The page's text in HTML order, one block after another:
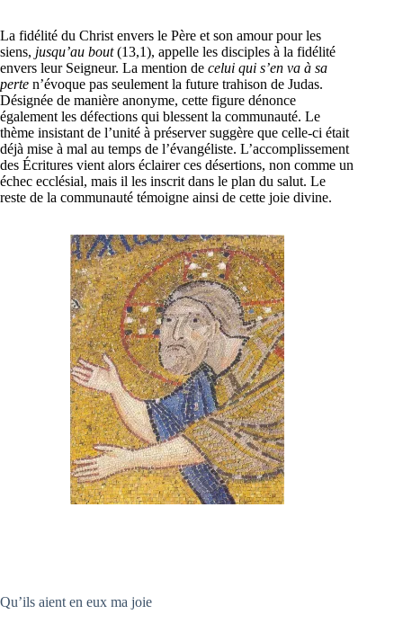
La fidélité du Christ envers le Père et son amour pour les
siens, jusqu’au bout(13,1), appelle les disciples à la fidélité
envers leur Seigneur. La mention de celui qui s’en va à sa
perte n’évoque pas seulement la future trahison de Judas.
Désignée de manière anonyme, cette figure dénonce
également les défections qui blessent la communauté. Le
thème insistant de l’unité à préserver suggère que celle-ci était
déjà mise à mal au temps de l’évangéliste. L’accomplissement
des Écritures vient alors éclairer ces désertions, non comme un
échec ecclésial, mais il les inscrit dans le plan du salut. Le
reste de la communauté témoigne ainsi de cette joie divine.
Qu’ils aient en eux ma joie